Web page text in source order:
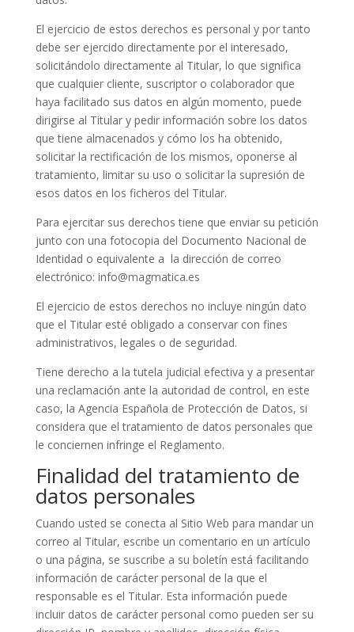
El ejercicio de estos derechos es personal y por tanto
debe ser ejercido directamente por el interesado,
solicitándolo directamente al Titular, lo que significa
que cualquier cliente, suscriptor o colaborador que
haya facilitado sus datos en algún momento, puede
dirigirse al Titular y pedir información sobre los datos
que tiene almacenados y cómo los ha obtenido,
solicitar la rectificación de los mismos, oponerse al
tratamiento, limitar su uso o solicitar la supresión de
esos datos en los ficheros del Titular.
Para ejercitar sus derechos tiene que enviar su petición
junto con una fotocopia del Documento Nacional de
Identidad o equivalente a la dirección de correo
electrónico: info@magmatica.es
El ejercicio de estos derechos no incluye ningún dato
que el Titular esté obligado a conservar con fines
administrativos, legales o de seguridad.
Tiene derecho a la tutela judicial efectiva y a presentar
una reclamación ante la autoridad de control, en este
caso, la Agencia Española de Protección de Datos, si
considera que el tratamiento de datos personales que
le conciernen infringe el Reglamento.
Finalidad del tratamiento de
datos personales
Cuando usted se conecta al Sitio Web para mandar un
correo al Titular, escribe un comentario en un artículo
o una página, se suscribe a su boletín está facilitando
información de carácter personal de la que el
responsable es el Titular. Esta información puede
incluir datos de carácter personal como pueden ser su